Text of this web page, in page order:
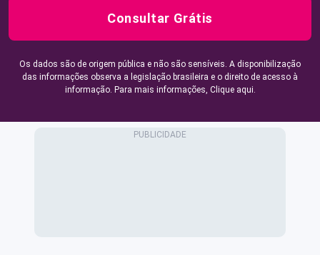
Consultar Grátis
Os dados são de origem pública e não são sensíveis. A disponibilização
das informações observa a legislação brasileira e o direito de acesso à
informação. Para mais informações, Clique aqui.